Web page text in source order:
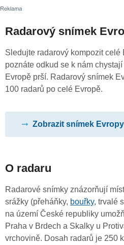
Radarový snímek
Sledujte radarový kompozit celé
poznáte odkud se k nám
Evropě prší. Radarový snímek
100 radarů po celé Evropě.
Zobrazit snímek Evropy
O radaru
Radarové snímky znázorňují
srážky (přeháňky, bouřky, trvalé
na území České republiky
Praha v Brdech a Skalky u
vrchovině. Dosah radarů je 250